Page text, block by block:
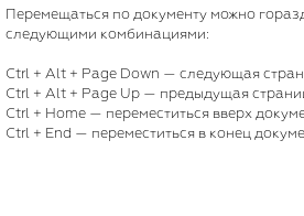
Перемещаться по документу можно
следующими комбинациями:
Ctrl + Alt + Page Down — следующая
Ctrl + Alt + Page Up — предыдущая
Ctrl + Home — переместиться вверх
Ctrl + End — переместиться в конец